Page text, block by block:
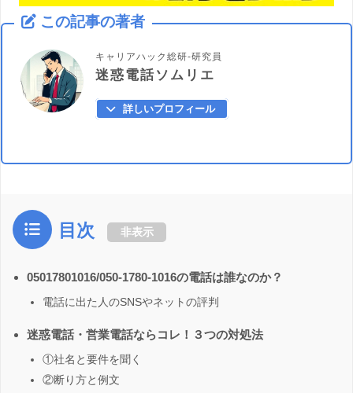
この記事の著者
キャリアハック総研-研究員
迷惑電話ソムリエ
詳しいプロフィール
目次 非表示
05017801016/050-1780-1016の電話は誰なのか？
電話に出た人のSNSやネットの評判
迷惑電話・営業電話ならコレ！３つの対処法
①社名と要件を聞く
②断り方と例文